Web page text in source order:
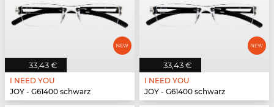
33,43 €
I NEED YOU
JOY - G61400 schwarz
33,43 €
I NEED YOU
JOY - G61400 schwarz